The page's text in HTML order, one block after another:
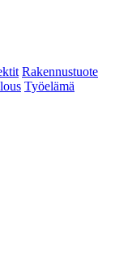
Rakennustuote
Työelämä